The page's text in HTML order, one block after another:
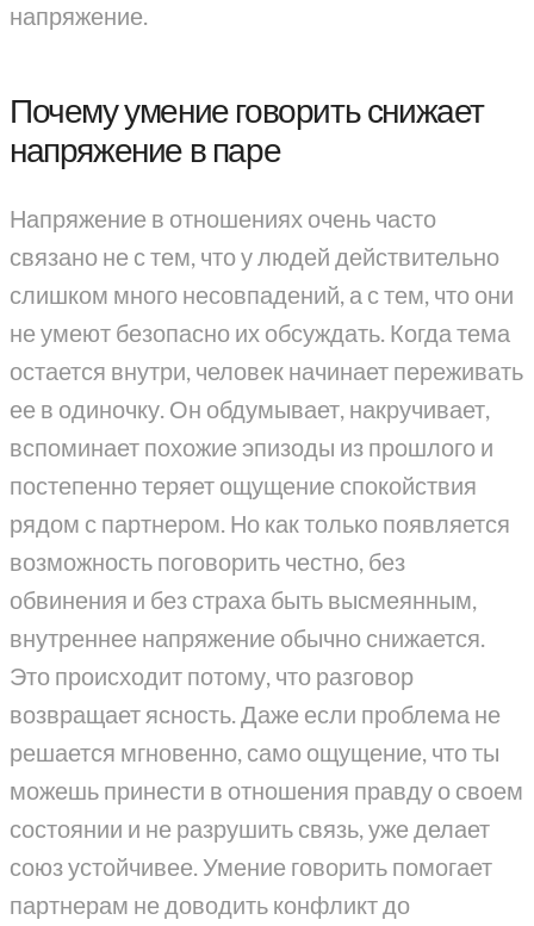
напряжение.
Почему умение говорить снижает
напряжение в паре
Напряжение в отношениях очень часто
связано не с тем, что у людей действительно
слишком много несовпадений, а с тем, что они
не умеют безопасно их обсуждать. Когда тема
остается внутри, человек начинает переживать
ее в одиночку. Он обдумывает, накручивает,
вспоминает похожие эпизоды из прошлого и
постепенно теряет ощущение спокойствия
рядом с партнером. Но как только появляется
возможность поговорить честно, без
обвинения и без страха быть высмеянным,
внутреннее напряжение обычно снижается.
Это происходит потому, что разговор
возвращает ясность. Даже если проблема не
решается мгновенно, само ощущение, что ты
можешь принести в отношения правду о своем
состоянии и не разрушить связь, уже делает
союз устойчивее. Умение говорить помогает
партнерам не доводить конфликт до